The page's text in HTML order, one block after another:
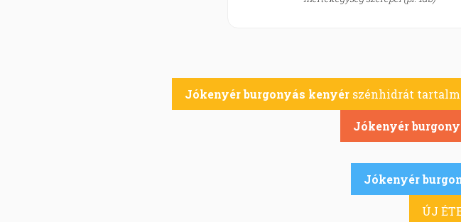
Jókenyér burgonyás kenyérszénhidrát
Jókenyér
Jókenyér
ÚJ